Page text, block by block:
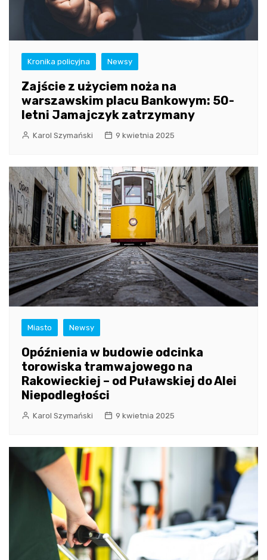
Kronika policyjna Newsy
Zajście z użyciem noża na
warszawskim placu Bankowym: 50-
letni Jamajczyk zatrzymany
Karol Szymański 9 kwietnia 2025
Miasto Newsy
Opóźnienia w budowie odcinka
torowiska tramwajowego na
Rakowieckiej – od Puławskiej do Alei
Niepodległości
Karol Szymański 9 kwietnia 2025